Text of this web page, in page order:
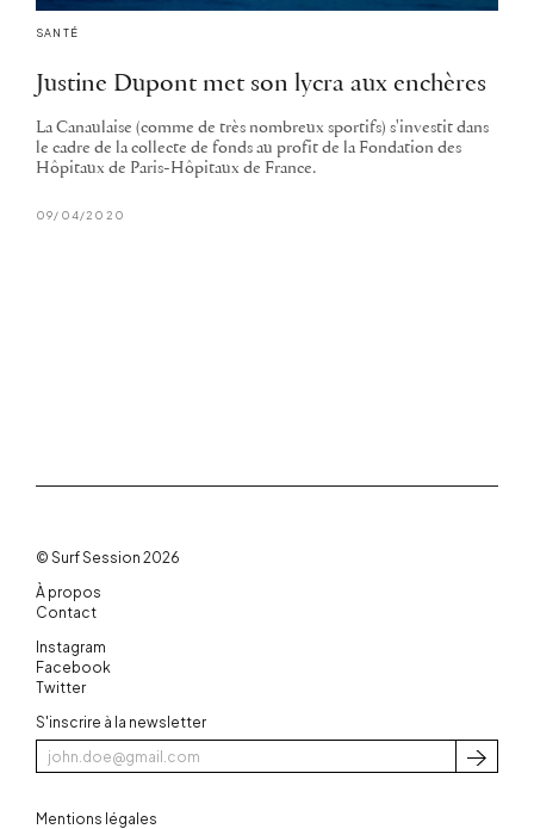
SANTÉ
Justine Dupont met son lycra aux enchères
La Canaulaise (comme de très nombreux sportifs) s'investit dans
le cadre de la collecte de fonds au profit de la Fondation des
Hôpitaux de Paris-Hôpitaux de France.
09/04/2020
© Surf Session 2026
À propos
Contact
Instagram
Facebook
Twitter
S'inscrire à la newsletter
Mentions légales